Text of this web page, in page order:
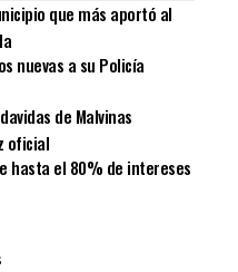
que más aportó al
nuevas a su Policía
de Malvinas
oficial
hasta el 80% de intereses